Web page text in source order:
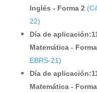
Inglés - Forma 2
22)
Día de
Matemática -
EBRS-21)
Día de
Matemática -